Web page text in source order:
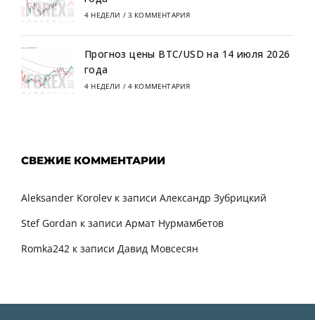
4 НЕДЕЛИ / 3 КОММЕНТАРИЯ
Прогноз цены BTC/USD на 14 июля 2026
года
4 НЕДЕЛИ / 4 КОММЕНТАРИЯ
СВЕЖИЕ КОММЕНТАРИИ
Aleksander Korolev к записи Александр Зубрицкий
Stef Gordan к записи Армат Нурмамбетов
Romka242 к записи Давид Мовсесян